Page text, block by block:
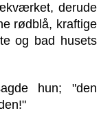
derude
rødblå, kraftige
og bad husets
hun; "den